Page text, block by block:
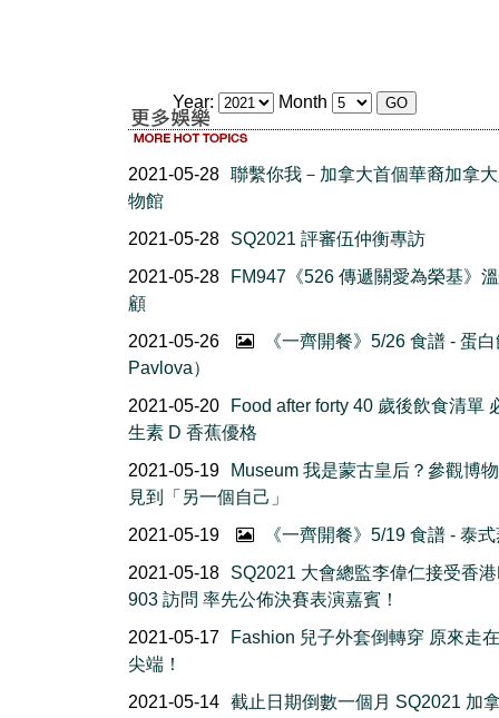
Year: Month
2021-05-28 聯繫你我－加拿大首個華裔加拿
物館
2021-05-28
SQ2021 評審伍仲衡專訪
2021-05-28
FM947《526 傳遞關愛為榮基》
顧
2021-05-26
《一齊開餐》5/26 食譜 - 蛋
Pavlova）
2021-05-20
Food after forty 40 歲後飲食清單
生素 D 香蕉優格
2021-05-19
Museum 我是蒙古皇后？參觀博
見到「另一個自己」
2021-05-19
《一齊開餐》5/19 食譜 - 泰
2021-05-18
SQ2021 大會總監李偉仁接受香
903 訪問 率先公佈決賽表演嘉賓！
2021-05-17
Fashion 兒子外套倒轉穿 原來走
尖端！
2021-05-14 截止日期倒數一個月 SQ2021 加